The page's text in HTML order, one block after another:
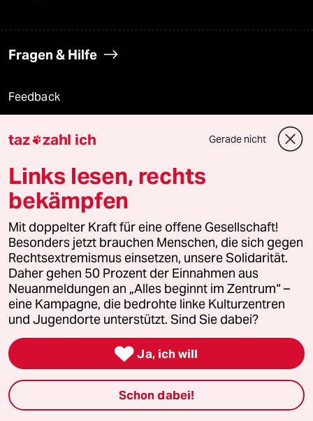
Fragen & Hilfe
Feedback
ePaper Login
Downloads für Abonnierende
© 2026 taz Verlags und Vertriebs GmbH
Alle Rechte vorbehalten. Bei rechtlichen Fragen oder für Genehmigungen
wenden Sie sich bitte an lizenzen@taz.de
Feedback
Leitlinie Datenschutz
Seitenwende Einwilligungen widerrufen (Ads)
taz zahl ich Gerade nicht
Links lesen, rechts
bekämpfen
Mit doppelter Kraft für eine offene Gesellschaft!
Besonders jetzt brauchen Menschen, die sich gegen
Rechtsextremismus einsetzen, unsere Solidarität.
Daher gehen 50 Prozent der Einnahmen aus
Neuanmeldungen an „Alles beginnt im Zentrum“ –
eine Kampagne, die bedrohte linke Kulturzentren
und Jugendorte unterstützt. Sind Sie dabei?
 Ja, ich will
Schon dabei!